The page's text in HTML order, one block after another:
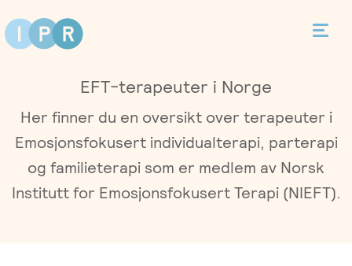
Kontakt
Terapi
EFT-terapeuter i Norge
Her finner du en oversikt over terapeuter i
Emosjonsfokusert individualterapi, parterapi
og familieterapi som er medlem av Norsk
Institutt for Emosjonsfokusert Terapi (NIEFT).